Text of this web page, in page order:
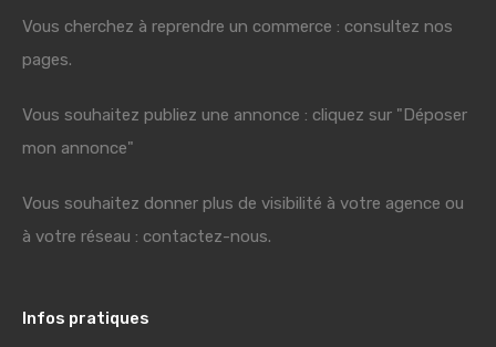
Vous cherchez à reprendre un commerce : consultez nos
pages.
Vous souhaitez publiez une annonce : cliquez sur "Déposer
mon annonce"
Vous souhaitez donner plus de visibilité à votre agence ou
à votre réseau : contactez-nous.
Infos pratiques